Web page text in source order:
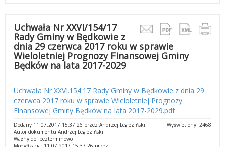
Uchwała Nr XXVI/154/17
Rady Gminy w Będkowie z
dnia 29 czerwca 2017 roku w sprawie
Wieloletniej Prognozy Finansowej Gminy
Będków na lata 2017-2029
Uchwała Nr XXVI.154.17 Rady Gminy w Będkowie z dnia 29
czerwca 2017 roku w sprawie Wieloletniej Prognozy
Finansowej Gminy Będków na lata 2017-2029.pdf
Wyświetlony: 2468
Dodany 11.07.2017 15:37:26 przez Andrzej Legieziński
Autor dokumentu Andrzej Legieziński
Ważny do: bezterminowo